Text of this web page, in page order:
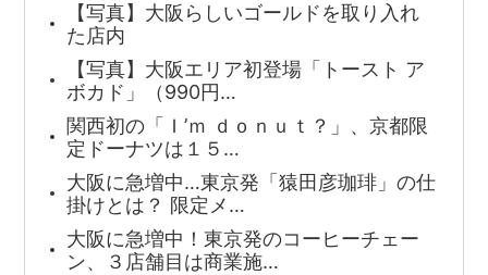
【写真】大阪らしいゴールドを取り入れ
た店内
【写真】大阪エリア初登場「トースト ア
ボカド」（990円…
関西初の「Ｉ’ｍ ｄｏｎｕｔ？」、京都限
定ドーナツは１５…
大阪に急増中…東京発「猿田彦珈琲」の仕
掛けとは？ 限定メ…
大阪に急増中！東京発のコーヒーチェー
ン、３店舗目は商業施…